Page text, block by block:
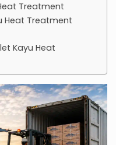
Treatment
Heat Treatment
Kayu Heat